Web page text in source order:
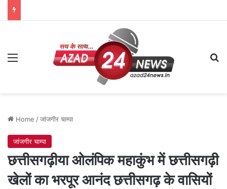
Menu
Home /जांजगीर चाम्पा
जांजगीर चाम्पा
छत्तीसगढ़ीया ओलंपिक महाकुंभ में छत्तीसगढ़ी
खेलों का भरपूर आनंद छत्तीसगढ़ के वासियों